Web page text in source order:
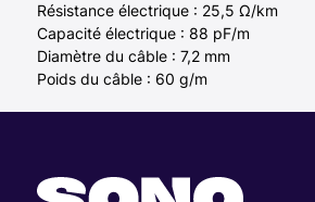
Résistance électrique : 25,5 Ω/km
Capacité électrique : 88 pF/m
Diamètre du câble : 7,2 mm
Poids du câble : 60 g/m